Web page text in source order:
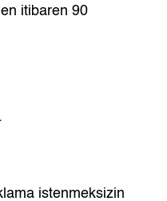
itibaren 90
istenmeksizin